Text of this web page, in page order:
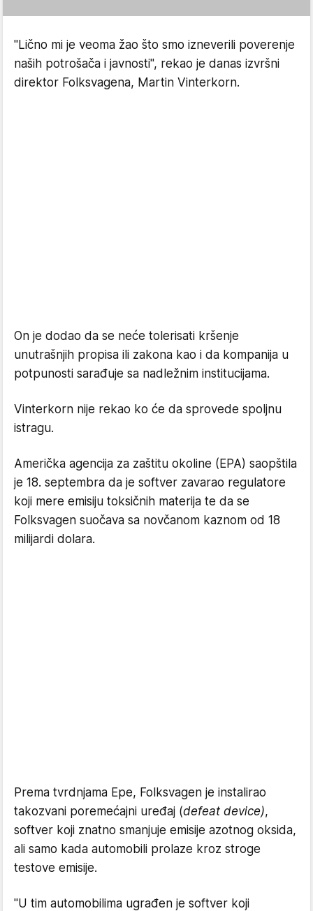
"Lično mi je veoma žao što smo izneverili poverenje
naših potrošača i javnosti", rekao je danas izvršni
direktor Folksvagena, Martin Vinterkorn.
On je dodao da se neće tolerisati kršenje
unutrašnjih propisa ili zakona kao i da kompanija u
potpunosti sarađuje sa nadležnim institucijama.
Vinterkorn nije rekao ko će da sprovede spoljnu
istragu.
Američka agencija za zaštitu okoline (EPA) saopštila
je 18. septembra da je softver zavarao regulatore
koji mere emisiju toksičnih materija te da se
Folksvagen suočava sa novčanom kaznom od 18
milijardi dolara.
Prema tvrdnjama Epe, Folksvagen je instalirao
takozvani poremećajni uređaj (defeat device),
softver koji znatno smanjuje emisije azotnog oksida,
ali samo kada automobili prolaze kroz stroge
testove emisije.
"U tim automobilima ugrađen je softver koji